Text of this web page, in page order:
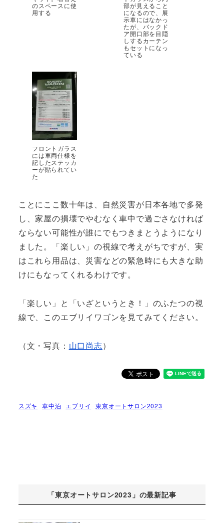
のスペースに使
用する
部が見えること
になるので、展
示車にはなかっ
たが、バックド
ア開口部を目隠
しするカーテン
もセットになっ
ている
フロントガラス
には車両仕様を
記したステッカ
ーが貼られてい
た
ことにここ数十年は、自然災害が日本各地で多発
し、家屋の損壊でやむなく車中で過ごさなければ
ならない可能性が誰にでもつきまとうようになり
ました。「楽しい」の視線で考えがちですが、実
はこれら用品は、災害などの緊急時にも大きな助
けにもなってくれるわけです。
「楽しい」と「いざというとき！」のふたつの視
線で、このエブリイワゴンを見てみてください。
（文・写真： 山口尚志）
スズキ 車中泊 エブリイ 東京オートサロン2023
「東京オートサロン2023」の最新記事